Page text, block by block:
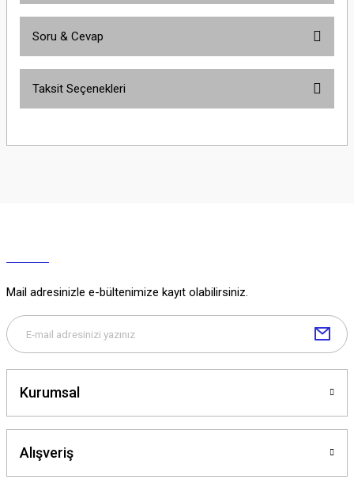
Soru & Cevap
Soru Sor
Taksit Seçenekleri
Mail adresinizle e-bültenimize kayıt olabilirsiniz.
Kurumsal
Alışveriş